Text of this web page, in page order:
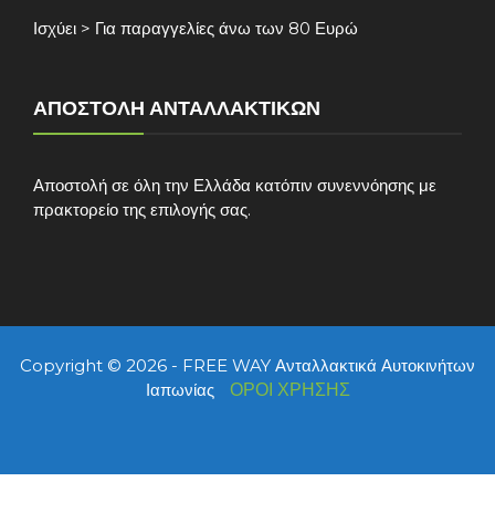
Ισχύει > Για παραγγελίες άνω των 80 Ευρώ
ΑΠΟΣΤΟΛΉ ΑΝΤΑΛΛΑΚΤΙΚΏΝ
Αποστολή σε όλη την Ελλάδα κατόπιν συνεννόησης με
πρακτορείο της επιλογής σας.
Copyright © 2026 - FREE WAY Ανταλλακτικά Αυτοκινήτων
Ιαπωνίας
ΟΡΟΙ ΧΡΗΣΗΣ